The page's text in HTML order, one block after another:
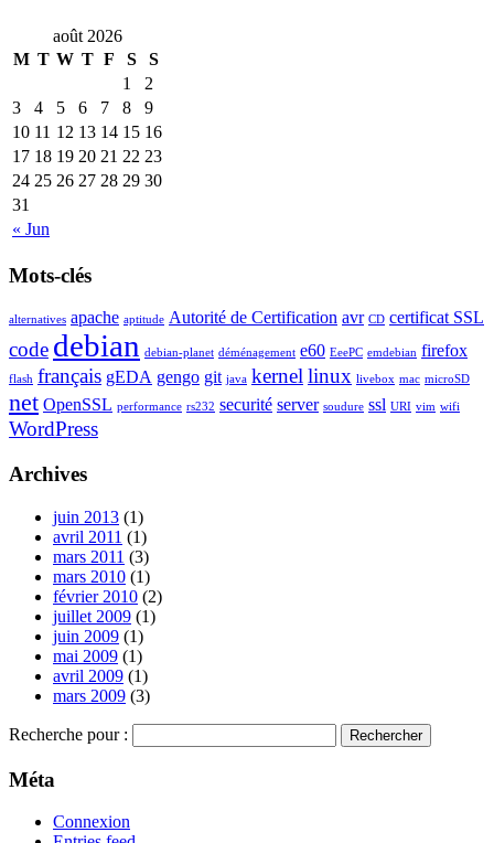
août 2026
M T W T F S S
« Jun
1
2
3
4 5 6 7 8
9
10 11 12 13 14 15 16
17 18 19 20 21 22 23
24 25 26 27 28 29 30
31
Mots-clés
alternatives apache aptitude Autorité de Certification avr CD certificat SSL
code debian debian-planet déménagement e60 EeePC emdebian firefox
flash français gEDA gengo git java kernellinux livebox mac microSD
net OpenSSL performance rs232 securité server soudure ssl URI vim wifi
WordPress
Archives
juin 2013 (1)
avril 2011 (1)
mars 2011 (3)
mars 2010 (1)
février 2010 (2)
juillet 2009 (1)
juin 2009 (1)
mai 2009 (1)
avril 2009 (1)
mars 2009 (3)
Recherche pour :
Méta
Connexion